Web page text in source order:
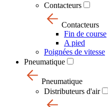
Contacteurs
Contacteurs
Fin de course
A pied
Poignées de vitesse
Pneumatique
Pneumatique
Distributeurs d'air